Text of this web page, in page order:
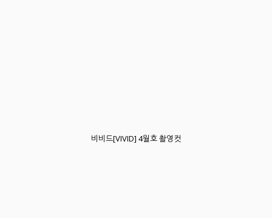
비비드[VIVID] 4월호 촬영컷